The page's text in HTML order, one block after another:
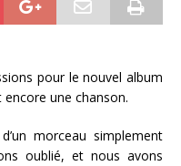
pour le nouvel album
encore une chanson.
morceau simplement
oublié, et nous avons